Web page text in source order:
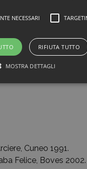
alcuni giovani che
di detenzione, B.
consigliere
Cuneo 1991.
Felice, Boves 2002.
NECESSARI
RIFIUTA TUTTO
MOSTRA DETTAGLI